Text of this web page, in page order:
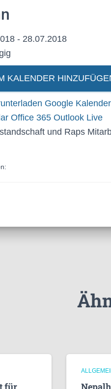
- 28.07.2018
KALENDER
Google Kalender
Office 365 Outlook Live
und Raps
für